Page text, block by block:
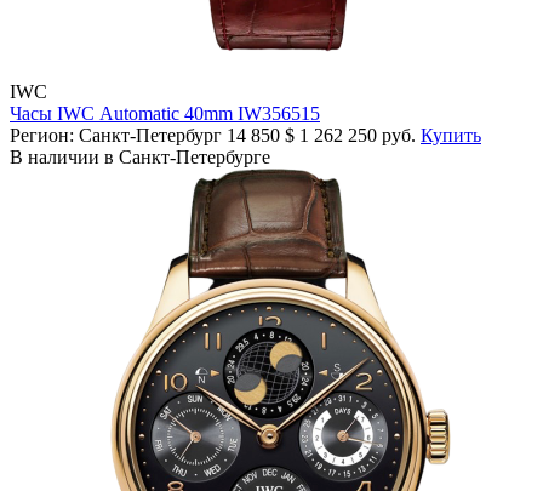
IWC
Часы IWC Automatic 40mm IW356515
Регион: Санкт-Петербург 14 850 $ 1 262 250 руб. Купить
В наличии в Санкт-Петербурге